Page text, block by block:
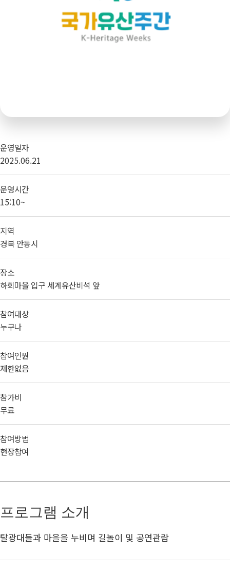
운영일자
2025.06.21
운영시간
15:10~
지역
경북 안동시
장소
하회마을 입구 세계유산비석 앞
참여대상
누구나
참여인원
제한없음
참가비
무료
참여방법
현장참여
프로그램 소개
탈광대들과 마을을 누비며 길놀이 및 공연관람